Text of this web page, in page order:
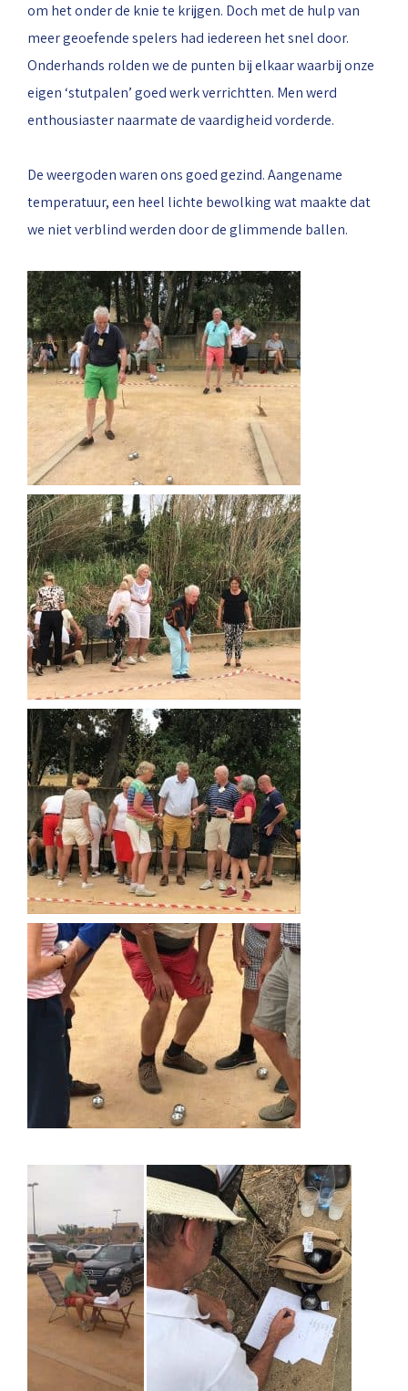
om het onder de knie te krijgen. Doch met de hulp van
meer geoefende spelers had iedereen het snel door.
Onderhands rolden we de punten bij elkaar waarbij onze
eigen ‘stutpalen’ goed werk verrichtten. Men werd
enthousiaster naarmate de vaardigheid vorderde.
De weergoden waren ons goed gezind. Aangename
temperatuur, een heel lichte bewolking wat maakte dat
we niet verblind werden door de glimmende ballen.